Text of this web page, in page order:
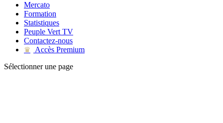
Mercato
Formation
Statistiques
Peuple Vert TV
Contactez-nous
♛
Accès Premium
Sélectionner une page